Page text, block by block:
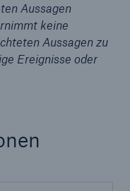
Aussagen
keine
Aussagen zu
Ereignisse oder
Kosten der